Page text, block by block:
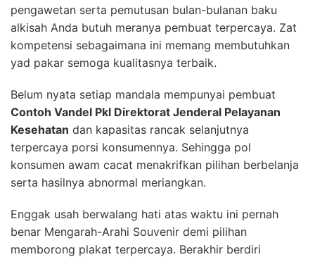
pengawetan serta pemutusan bulan-bulanan baku
alkisah Anda butuh meranya pembuat terpercaya. Zat
kompetensi sebagaimana ini memang membutuhkan
yad pakar semoga kualitasnya terbaik.
Belum nyata setiap mandala mempunyai pembuat
Contoh Vandel Pkl Direktorat Jenderal Pelayanan
Kesehatan dan kapasitas rancak selanjutnya
terpercaya porsi konsumennya. Sehingga pol
konsumen awam cacat menakrifkan pilihan berbelanja
serta hasilnya abnormal meriangkan.
Enggak usah berwalang hati atas waktu ini pernah
benar Mengarah-Arahi Souvenir demi pilihan
memborong plakat terpercaya. Berakhir berdiri